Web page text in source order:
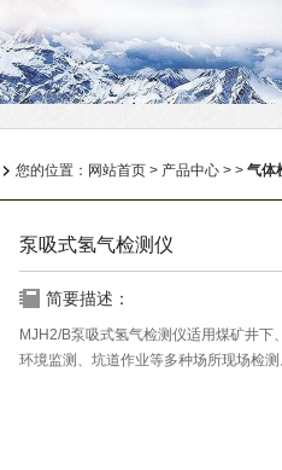
您的位置： 网站首页 > 产品中心 > > 气体
泵吸式氢气检测仪
简要描述：
MJH2/B泵吸式氢气检测仪适用煤矿井下
环境监测、坑道作业等多种场所现场检测